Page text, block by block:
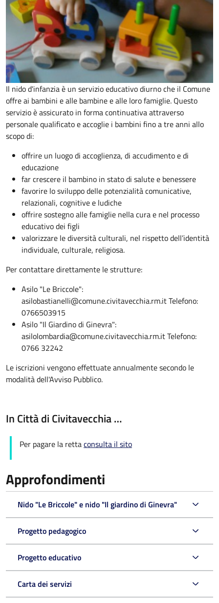
Il nido d'infanzia è un servizio educativo diurno che il Comune
offre ai bambini e alle bambine e alle loro famiglie. Questo
servizio è assicurato in forma continuativa attraverso
personale qualificato e accoglie i bambini fino a tre anni allo
scopo di:
offrire un luogo di accoglienza, di accudimento e di
educazione
far crescere il bambino in stato di salute e benessere
favorire lo sviluppo delle potenzialità comunicative,
relazionali, cognitive e ludiche
offrire sostegno alle famiglie nella cura e nel processo
educativo dei figli
valorizzare le diversità culturali, nel rispetto dell’identità
individuale, culturale, religiosa.
Per contattare direttamente le strutture:
Asilo "Le Briccole":
asilobastianelli@comune.civitavecchia.rm.it Telefono:
0766503915
Asilo "Il Giardino di Ginevra":
asilolombardia@comune.civitavecchia.rm.it Telefono:
0766 32242
Le iscrizioni vengono effettuate annualmente secondo le
modalità dell'Avviso Pubblico.
In Città di Civitavecchia …
Per pagare la rettaconsulta il sito
Approfondimenti
Nido "Le Briccole" e nido "Il giardino di Ginevra"
Progetto pedagogico
Progetto educativo
Carta dei servizi